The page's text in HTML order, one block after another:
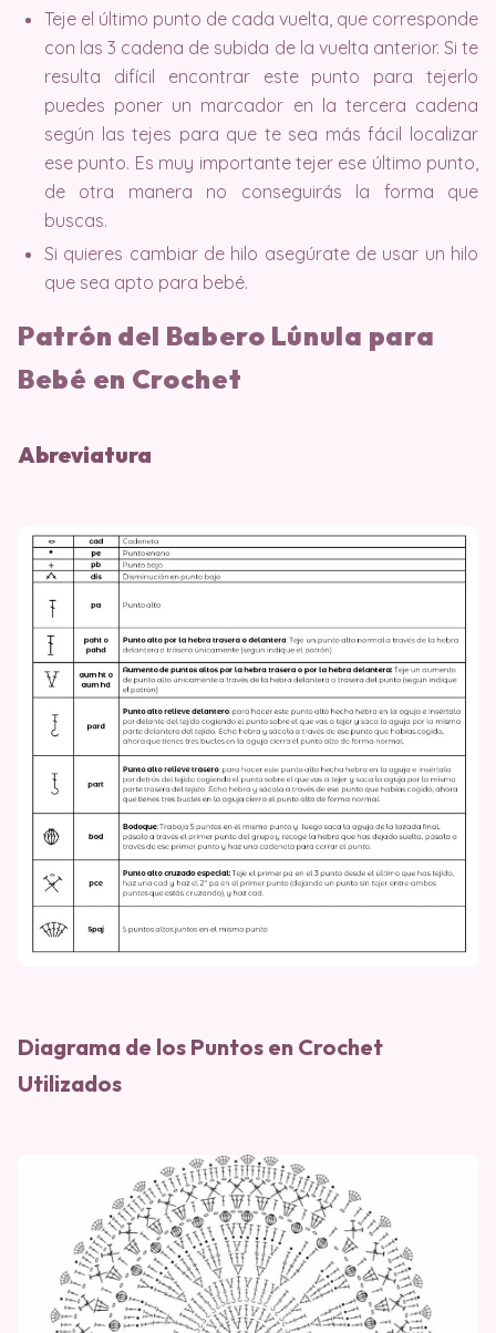
Teje el último punto de cada vuelta, que corresponde
con las 3 cadena de subida de la vuelta anterior. Si te
resulta difícil encontrar este punto para tejerlo
puedes poner un marcador en la tercera cadena
según las tejes para que te sea más fácil localizar
ese punto. Es muy importante tejer ese último punto,
de otra manera no conseguirás la forma que
buscas.
Si quieres cambiar de hilo asegúrate de usar un hilo
que sea apto para bebé.
Patrón del Babero Lúnula para
Bebé en Crochet
Abreviatura
Diagrama de los Puntos en Crochet
Utilizados